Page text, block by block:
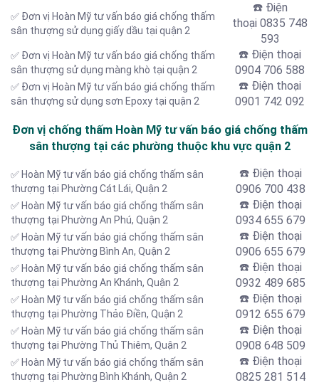
✅ Đơn vị Hoàn Mỹ tư vấn báo giá chống thấm
sân thượng sử dụng giấy dầu tại quận 2
☎️ Điện
thoại 0835 748
593
✅ Đơn vị Hoàn Mỹ tư vấn báo giá chống thấm
sân thượng sử dụng màng khò tại quận 2
☎️ Điện thoại
0904 706 588
✅ Đơn vị Hoàn Mỹ tư vấn báo giá chống thấm
sân thượng sử dụng sơn Epoxy tại quận 2
☎️ Điện thoại
0901 742 092
Đơn vị chống thấm Hoàn Mỹ tư vấn báo giá chống thấm
sân thượng tại các phường thuộc khu vực quận 2
✅ Hoàn Mỹ tư vấn báo giá chống thấm sân
thượng tại Phường Cát Lái, Quận 2
☎️ Điện thoại
0906 700 438
✅ Hoàn Mỹ tư vấn báo giá chống thấm sân
thượng tại Phường An Phú, Quận 2
☎️ Điện thoại
0934 655 679
✅ Hoàn Mỹ tư vấn báo giá chống thấm sân
thượng tại Phường Bình An, Quận 2
☎️ Điện thoại
0906 655 679
✅ Hoàn Mỹ tư vấn báo giá chống thấm sân
thượng tại Phường An Khánh, Quận 2
☎️ Điện thoại
0932 489 685
✅ Hoàn Mỹ tư vấn báo giá chống thấm sân
thượng tại Phường Thảo Điền, Quận 2
☎️ Điện thoại
0912 655 679
✅ Hoàn Mỹ tư vấn báo giá chống thấm sân
thượng tại Phường Thủ Thiêm, Quận 2
☎️ Điện thoại
0908 648 509
✅ Hoàn Mỹ tư vấn báo giá chống thấm sân
thượng tại Phường Bình Khánh, Quận 2
☎️ Điện thoại
0825 281 514